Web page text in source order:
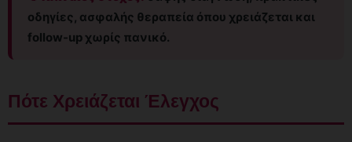
οδηγίες, ασφαλής θεραπεία όπου χρειάζεται και
follow-up χωρίς πανικό.
Πότε Χρειάζεται Έλεγχος